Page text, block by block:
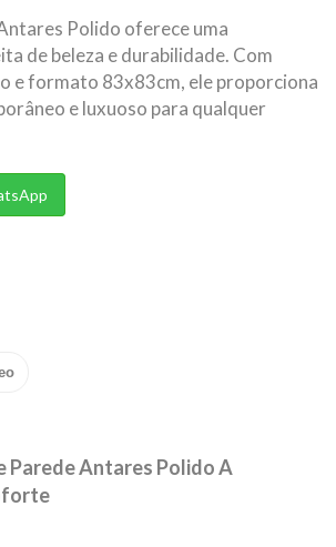
Polido oferece uma
de beleza e durabilidade. Com
e formato 83x83cm, ele proporciona
e luxuoso para qualquer
Parede Antares Polido A